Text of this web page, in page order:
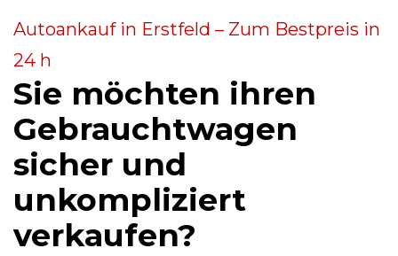
Autoankauf in Erstfeld – Zum Bestpreis in
24 h
Sie möchten ihren
Gebrauchtwagen
sicher und
unkompliziert
verkaufen?